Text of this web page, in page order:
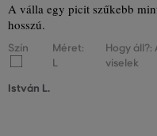
A válla egy picit szűkebb
hosszú.
Szín
Méret:
L
Hogy
viselek
István L.